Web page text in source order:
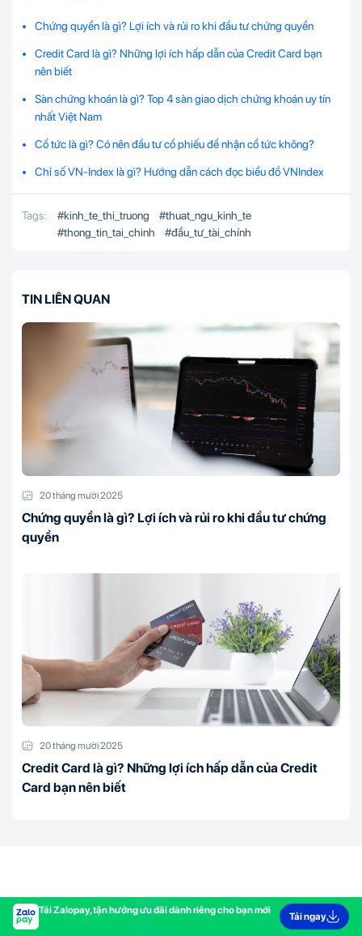
Tải Zalopay, tận hưởng ưu đãi dành riêng cho bạn mới
Tải ngay
Chứng quyền là gì? Lợi ích và rủi ro khi đầu tư chứng quyền
Credit Card là gì? Những lợi ích hấp dẫn của Credit Card bạn
nên biết
Sàn chứng khoán là gì? Top 4 sàn giao dịch chứng khoán uy tín
nhất Việt Nam
Cổ tức là gì? Có nên đầu tư cổ phiếu để nhận cổ tức không?
Chỉ số VN-Index là gì? Hướng dẫn cách đọc biểu đồ VNIndex
Tags: #kinh_te_thi_truong #thuat_ngu_kinh_te
#thong_tin_tai_chinh #đầu_tư_tài_chính
TIN LIÊN QUAN
20 tháng mười 2025
Chứng quyền là gì? Lợi ích và rủi ro khi đầu tư chứng
quyền
20 tháng mười 2025
Credit Card là gì? Những lợi ích hấp dẫn của Credit
Card bạn nên biết
Trang chủ